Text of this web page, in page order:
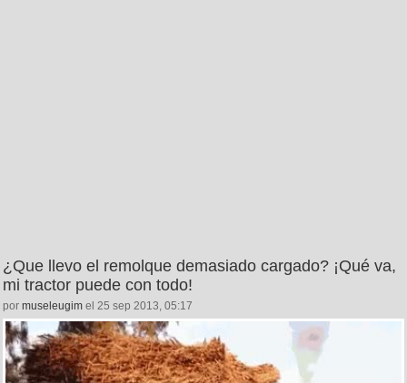
¿Que llevo el remolque demasiado cargado? ¡Qué va,
mi tractor puede con todo!
por museleugim el 25 sep 2013, 05:17